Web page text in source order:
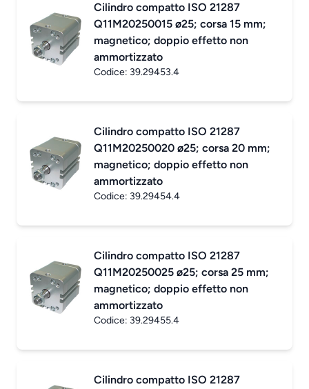
Cilindro compatto ISO 21287
Q11M20250015 ø25; corsa 15 mm;
magnetico; doppio effetto non
ammortizzato
Codice: 39.29453.4
Cilindro compatto ISO 21287
Q11M20250020 ø25; corsa 20 mm;
magnetico; doppio effetto non
ammortizzato
Codice: 39.29454.4
Cilindro compatto ISO 21287
Q11M20250025 ø25; corsa 25 mm;
magnetico; doppio effetto non
ammortizzato
Codice: 39.29455.4
Cilindro compatto ISO 21287